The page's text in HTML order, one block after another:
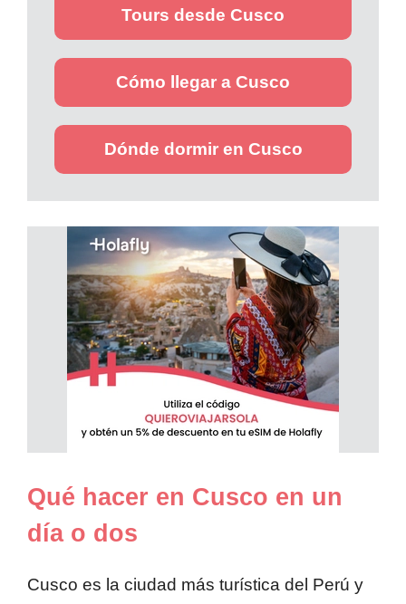
Tours desde Cusco
Cómo llegar a Cusco
Dónde dormir en Cusco
Qué hacer en Cusco en un
día o dos
Cusco es la ciudad más turística del Perú y